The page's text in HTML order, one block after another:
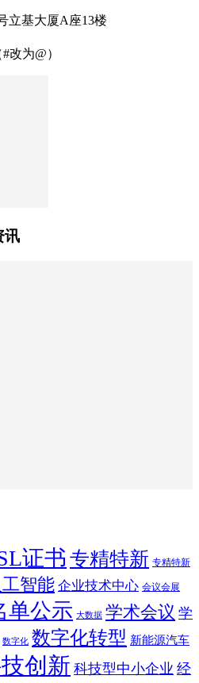
立基大厦A座13楼
改为@）
讯
证书 专精特新 专精特新
工智能 企业技术中心 会议会展
单公示 大数据 学术会议 学
数字化 数字化转型 新能源汽车
创新 科技型中小企业 经